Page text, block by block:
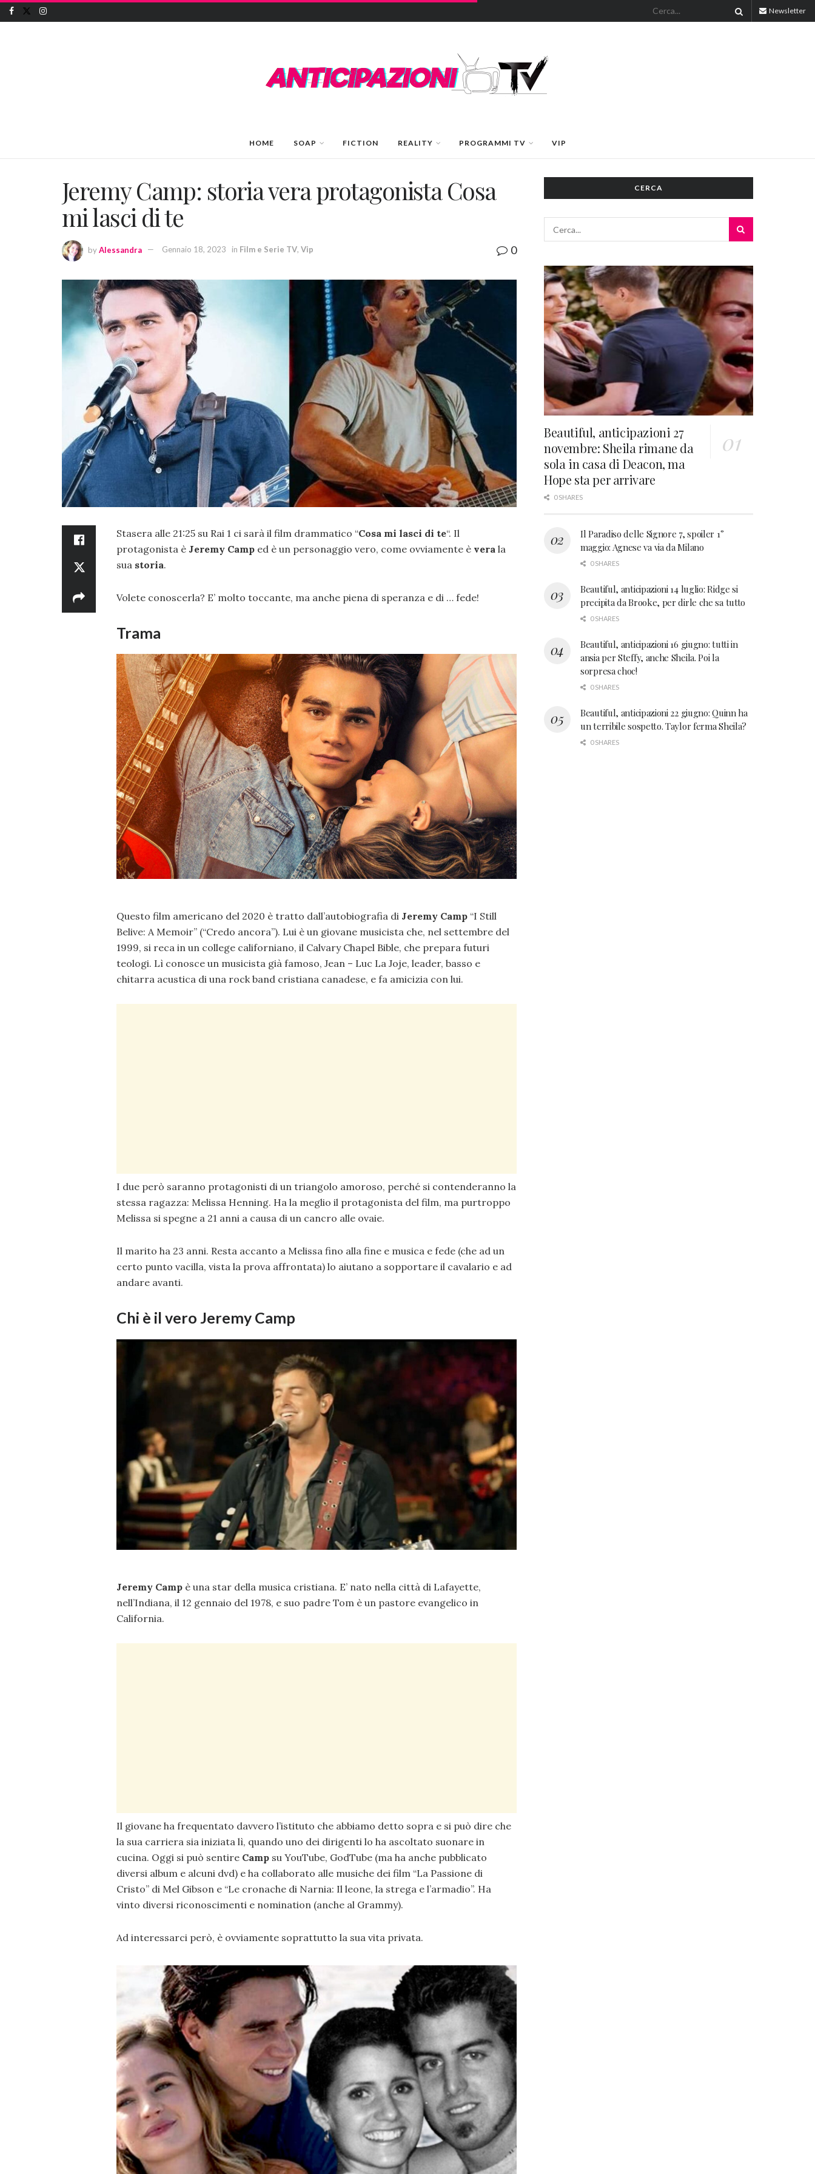
Newsletter
HOME SOAP FICTION REALITY PROGRAMMI TV VIP
Jeremy Camp: storia vera protagonista Cosa
mi lasci di te
byAlessandra Gennaio 18, 2023 in Film e Serie TV, Vip 0
Stasera alle 21:25 su Rai 1 ci sarà il film drammatico “Cosa mi lasci di te“. Il
protagonista è Jeremy Camp ed è un personaggio vero, come ovviamente è vera la
sua storia.
Volete conoscerla? E’ molto toccante, ma anche piena di speranza e di … fede!
Trama
Questo film americano del 2020 è tratto dall’autobiografia di Jeremy Camp “I Still
Belive: A Memoir” (“Credo ancora”). Lui è un giovane musicista che, nel settembre del
1999, si reca in un college californiano, il Calvary Chapel Bible, che prepara futuri
teologi. Lì conosce un musicista già famoso, Jean – Luc La Joje, leader, basso e
chitarra acustica di una rock band cristiana canadese, e fa amicizia con lui.
I due però saranno protagonisti di un triangolo amoroso, perché si contenderanno la
stessa ragazza: Melissa Henning. Ha la meglio il protagonista del film, ma purtroppo
Melissa si spegne a 21 anni a causa di un cancro alle ovaie.
Il marito ha 23 anni. Resta accanto a Melissa fino alla fine e musica e fede (che ad un
certo punto vacilla, vista la prova affrontata) lo aiutano a sopportare il cavalario e ad
andare avanti.
Chi è il vero Jeremy Camp
Jeremy Camp è una star della musica cristiana. E’ nato nella città di Lafayette,
nell’Indiana, il 12 gennaio del 1978, e suo padre Tom è un pastore evangelico in
California.
Il giovane ha frequentato davvero l’istituto che abbiamo detto sopra e si può dire che
la sua carriera sia iniziata lì, quando uno dei dirigenti lo ha ascoltato suonare in
cucina. Oggi si può sentire Camp su YouTube, GodTube (ma ha anche pubblicato
diversi album e alcuni dvd) e ha collaborato alle musiche dei film “La Passione di
Cristo” di Mel Gibson e “Le cronache di Narnia: Il leone, la strega e l’armadio”. Ha
vinto diversi riconoscimenti e nomination (anche al Grammy).
Ad interessarci però, è ovviamente soprattutto la sua vita privata.
CERCA
Beautiful, anticipazioni 27
novembre: Sheila rimane da
sola in casa di Deacon, ma
Hope sta per arrivare
0 SHARES
Il Paradiso delle Signore 7, spoiler 1°
maggio: Agnese va via da Milano
0 SHARES
Beautiful, anticipazioni 14 luglio: Ridge si
precipita da Brooke, per dirle che sa tutto
0 SHARES
Beautiful, anticipazioni 16 giugno: tutti in
ansia per Steffy, anche Sheila. Poi la
sorpresa choc!
0 SHARES
Beautiful, anticipazioni 22 giugno: Quinn ha
un terribile sospetto. Taylor ferma Sheila?
0 SHARES